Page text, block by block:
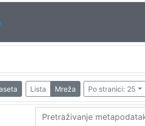
Lista Mreža Po stranici: 25